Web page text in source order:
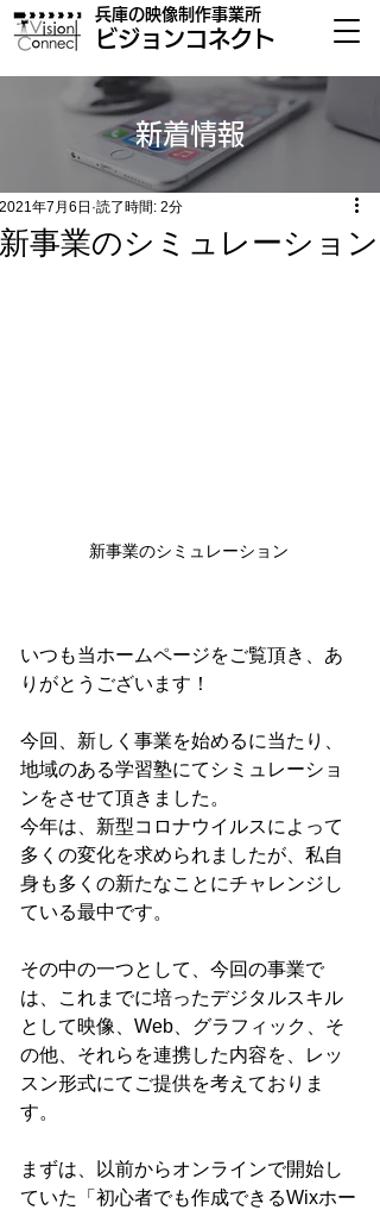
兵庫の​映像制作事業所
​ビジョンコネクト
​新着情報
新事業のシミュレーション
2021年7月6日 読了時間: 2分
新事業のシミュレーション
いつも当ホームページをご覧頂き、あ
りがとうございます！
今回、新しく事業を始めるに当たり、
地域のある学習塾にてシミュレーショ
ンをさせて頂きました。
今年は、新型コロナウイルスによって
多くの変化を求められましたが、私自
身も多くの新たなことにチャレンジし
ている最中です。
その中の一つとして、今回の事業で
は、これまでに培ったデジタルスキル
として映像、Web、グラフィック、そ
の他、それらを連携した内容を、レッ
スン形式にてご提供を考えておりま
す。
まずは、以前からオンラインで開始し
ていた「初心者でも作成できるWixホー